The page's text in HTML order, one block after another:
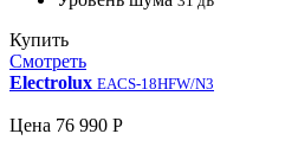
Купить
Смотреть
Electrolux EACS-18HFW/N3
Цена 76 990 Р